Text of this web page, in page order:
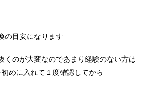
の目安になります
くのが大変なのであまり経験のない方は
めに入れて１度確認してから